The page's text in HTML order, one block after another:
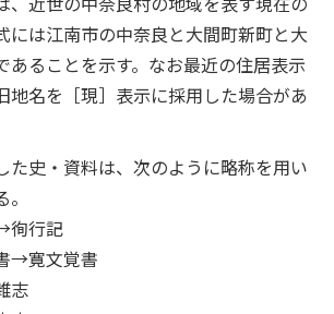
には江南市の中奈良と大間町新町と大
あることを示す。なお最近の住居表示
地名を［現］表示に採用した場合があ
た史・資料は、次のように略称を用い
徇行記
→寛文覚書
志